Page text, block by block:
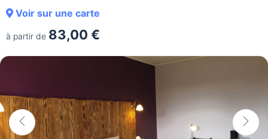
Voir sur une carte
à partir de 83,00 €